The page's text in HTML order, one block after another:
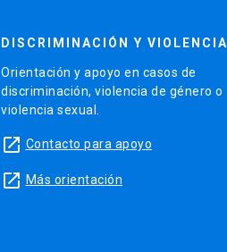
DISCRIMINACIÓN Y VIOLENCIA
Orientación y apoyo en casos de
discriminación, violencia de género o
violencia sexual.
launch Contacto para apoyo
launch Más orientación